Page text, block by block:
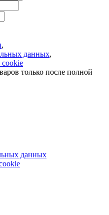
,
данных,
только после полной
данных